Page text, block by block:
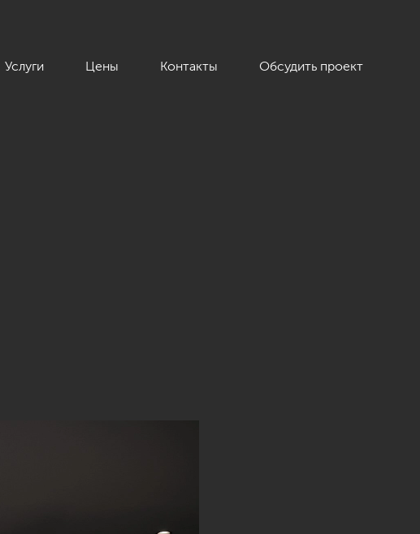
Услуги Цены Контакты Обсудить проект